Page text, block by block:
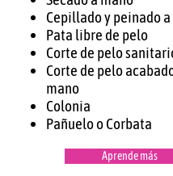
Cepillado y peinado
Pata libre de pelo
Corte de pelo
Corte de pelo
mano
Colonia
Pañuelo o Corbata
Aprende más